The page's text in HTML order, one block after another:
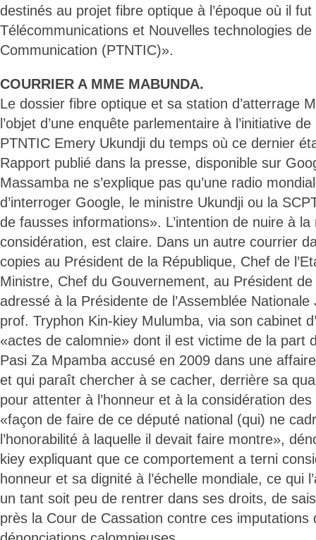
destinés au projet fibre optique à l’époque où il
Télécommunications et Nouvelles technologies de
Communication (PTNTIC)».
COURRIER A MME MABUNDA.
Le dossier fibre optique et sa station d’atterrage
l’objet d’une enquête parlementaire à l’initiative
PTNTIC Emery Ukundji du temps où ce dernier
Rapport publié dans la presse, disponible sur
Massamba ne s’explique pas qu’une radio
d’interroger Google, le ministre Ukundji ou la
de fausses informations». L’intention de nuire à
considération, est claire. Dans un autre courrier
copies au Président de la République, Chef de
Ministre, Chef du Gouvernement, au Président
adressé à la Présidente de l’Assemblée
prof. Tryphon Kin-kiey Mulumba, via son cabinet
«actes de calomnie» dont il est victime de la part
Pasi Za Mpamba accusé en 2009 dans une
et qui paraît chercher à se cacher, derrière sa
pour attenter à l’honneur et à la considération
«façon de faire de ce député national (qui) ne
l’honorabilité à laquelle il devait faire montre»,
kiey expliquant que ce comportement a terni
honneur et sa dignité à l’échelle mondiale, ce qui
un tant soit peu de rentrer dans ses droits, de
près la Cour de Cassation contre ces imputations